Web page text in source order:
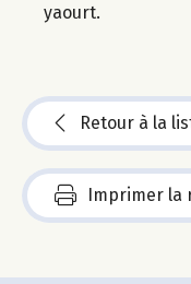
yaourt.
Retour à la
Imprimer la